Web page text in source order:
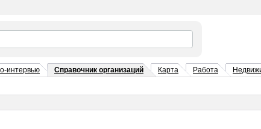
интервью Справочник организаций Карта Работа